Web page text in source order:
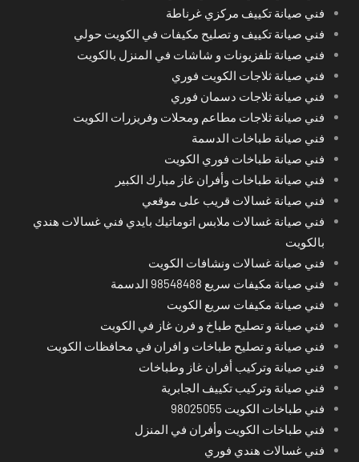
فني صيانة تكييف مركزي غرناطة
فني صيانة تكييف و تصليح مكيفات في الكويت حولي
فني صيانة تلفزيونات و شاشات في المنزل بالكويت
فني صيانة ثلاجات الكويت فوري
فني صيانة ثلاجات دسمان فوري
فني صيانة ثلاجات مطاعم ومحلات وفريزرات الكويت
فني صيانة طباخات الدسمة
فني صيانة طباخات فوري الكويت
فني صيانة طباخات وأفران غاز مبارك الكبير
فني صيانة غسالات قريب على موقعي
فني صيانة غسالات ملابس اتوماتيك بايدي فني غسالات هندي
بالكويت
فني صيانة غسالات ونشافات الكويت
فني صيانة مكيفات سريع 98548488 الدسمة
فني صيانة مكيفات سريع الكويت
فني صيانة و تصليح طباخ و فرن غاز في الكويت
فني صيانة و تصليح طباخات و افران في محافظات الكويت
فني صيانة وتركيب أفران غاز وطباخات
فني صيانة وتركيب تكييف الجابرية
فني طباخات الكويت 98025055
فني طباخات الكويت وأفران في المنزل
فني غسالات هندي فوري